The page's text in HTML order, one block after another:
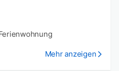
Mehr anzeigen